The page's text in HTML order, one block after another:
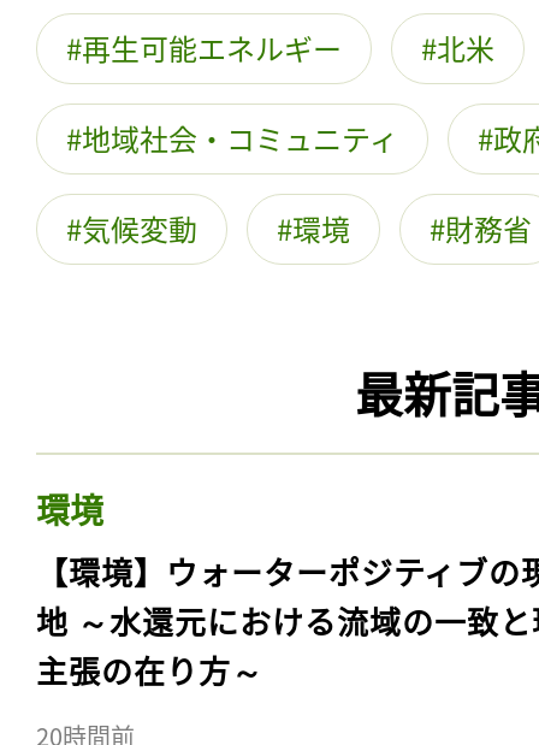
再生可能エネルギー 北米
地域社会・コミュニティ 政
気候変動 環境 財務省
最新記
環境
【環境】ウォーターポジティブの
地 ～水還元における流域の一致
主張の在り方～
20時間前